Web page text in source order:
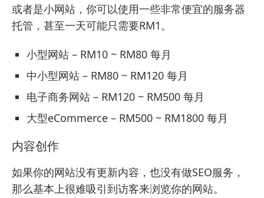
或者是小网站，你可以使用一些非常便宜的服务器
托管，甚至一天可能只需要RM1。
小型网站 – RM10 ~ RM80 每月
中小型网站 – RM80 ~ RM120 每月
电子商务网站 – RM120 ~ RM500 每月
大型eCommerce – RM500 ~ RM1800 每月
内容创作
如果你的网站没有更新内容，也没有做SEO服务，
那么基本上很难吸引到访客来浏览你的网站。